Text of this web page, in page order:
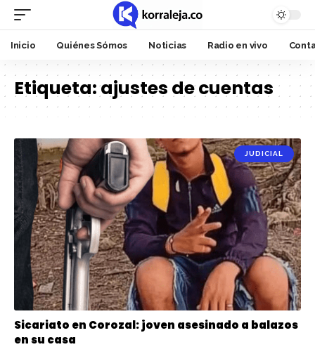
Inicio Quiénes Sómos Noticias Radio en vivo
Etiqueta:ajustes de cuentas
JUDICIAL
Sicariato en Corozal: joven asesinado a balazos
en su casa